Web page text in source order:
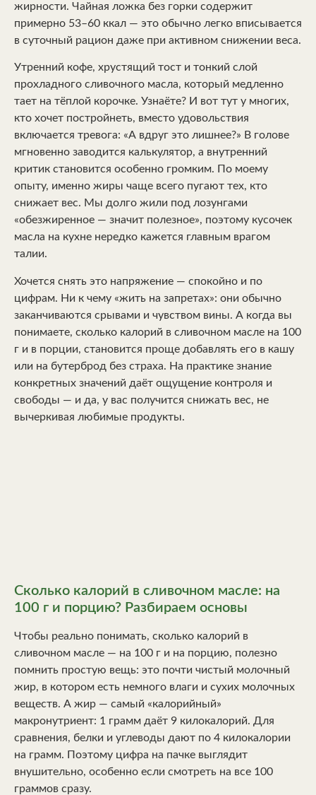
жирности. Чайная ложка без горки содержит
примерно 53–60 ккал — это обычно легко вписывается
в суточный рацион даже при активном снижении веса.
Утренний кофе, хрустящий тост и тонкий слой
прохладного сливочного масла, который медленно
тает на тёплой корочке. Узнаёте? И вот тут у многих,
кто хочет постройнеть, вместо удовольствия
включается тревога: «А вдруг это лишнее?» В голове
мгновенно заводится калькулятор, а внутренний
критик становится особенно громким. По моему
опыту, именно жиры чаще всего пугают тех, кто
снижает вес. Мы долго жили под лозунгами
«обезжиренное — значит полезное», поэтому кусочек
масла на кухне нередко кажется главным врагом
талии.
Хочется снять это напряжение — спокойно и по
цифрам. Ни к чему «жить на запретах»: они обычно
заканчиваются срывами и чувством вины. А когда вы
понимаете, сколько калорий в сливочном масле на 100
г и в порции, становится проще добавлять его в кашу
или на бутерброд без страха. На практике знание
конкретных значений даёт ощущение контроля и
свободы — и да, у вас получится снижать вес, не
вычеркивая любимые продукты.
Сколько калорий в сливочном масле: на
100 г и порцию? Разбираем основы
Чтобы реально понимать, сколько калорий в
сливочном масле — на 100 г и на порцию, полезно
помнить простую вещь: это почти чистый молочный
жир, в котором есть немного влаги и сухих молочных
веществ. А жир — самый «калорийный»
макронутриент: 1 грамм даёт 9 килокалорий. Для
сравнения, белки и углеводы дают по 4 килокалории
на грамм. Поэтому цифра на пачке выглядит
внушительно, особенно если смотреть на все 100
граммов сразу.